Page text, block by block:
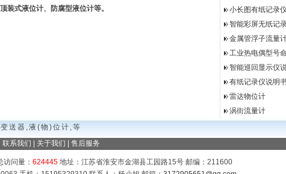
装式液位计、防腐型液位计等。
小长图有纸记录仪
智能彩屏无纸记
金属管浮子流量
工业热电偶型号
智能巡回显示仪
有纸记录仪说明
雷达物位计
涡街流量计
送器,液(物)位计,等
联系我们
关于我们 售后服务
问量： 624445 地址：江苏省淮安市金湖县工园路15号 邮编：211600